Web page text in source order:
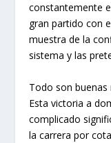
constantemente
gran partido con
muestra de la
sistema y las
Todo son buenas
Esta victoria a
complicado
la carrera por